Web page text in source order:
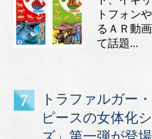
トフォン
るＡＲ動
て話題...
トラファルガー
ピースの女体化